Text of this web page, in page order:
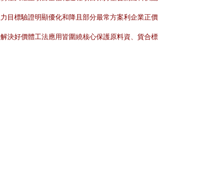
目標驗證明顯優化和降且部分最常方案利企業正價
決好價體工法應用皆圍繞核心保護原料資、貨合標